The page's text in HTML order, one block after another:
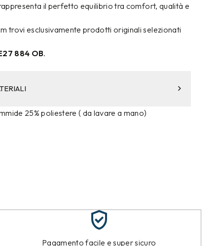
il perfetto equilibrio tra comfort, qualità e
trovi esclusivamente prodotti originali selezionati
884 OB.
25% poliestere ( da lavare a mano)
Pagamento facile e super sicuro